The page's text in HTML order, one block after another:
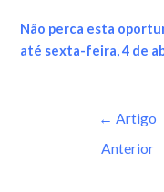
Não perca esta
até sexta-feira, 4 de
← Artigo
Anterior